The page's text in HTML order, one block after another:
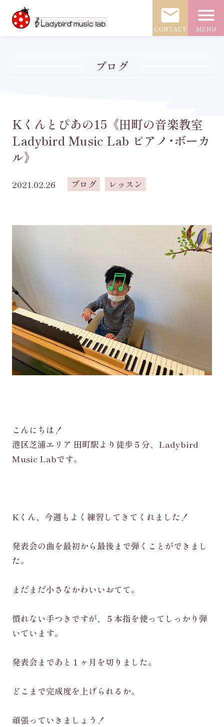
mail
CONTACT
menu
MENU
ブログ
Kくんとぴあの15《田町の音楽教室
Ladybird Music Lab ピアノ･ボーカ
ル》
2021.02.26 ブログ レッスン
こんにちは！
港区芝浦エリア 田町駅より徒歩５分、Ladybird
Music Labです。
Kくん、今週もよく練習してきてくれました！
発表会の曲を最初から最後まで弾くことができまし
た。
まだまだ小さなかわいいおてて。
慣れない手つきですが、５本指を使ってしっかり弾
いています。
発表会まであと１ヶ月を切りました。
どこまで完成度を上げられるか。
頑張っていきましょう！